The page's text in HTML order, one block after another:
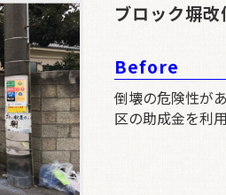
ブロック塀改
Before
倒壊の危険性が
区の助成金を利